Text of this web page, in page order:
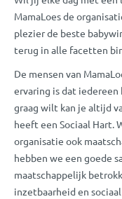
MamaLoes de
plezier de beste
terug in alle facetten
De mensen van
ervaring is dat
graag wilt kan je altijd
heeft een Sociaal Hart.
organisatie ook
hebben we een goede
maatschappelijk
inzetbaarheid en